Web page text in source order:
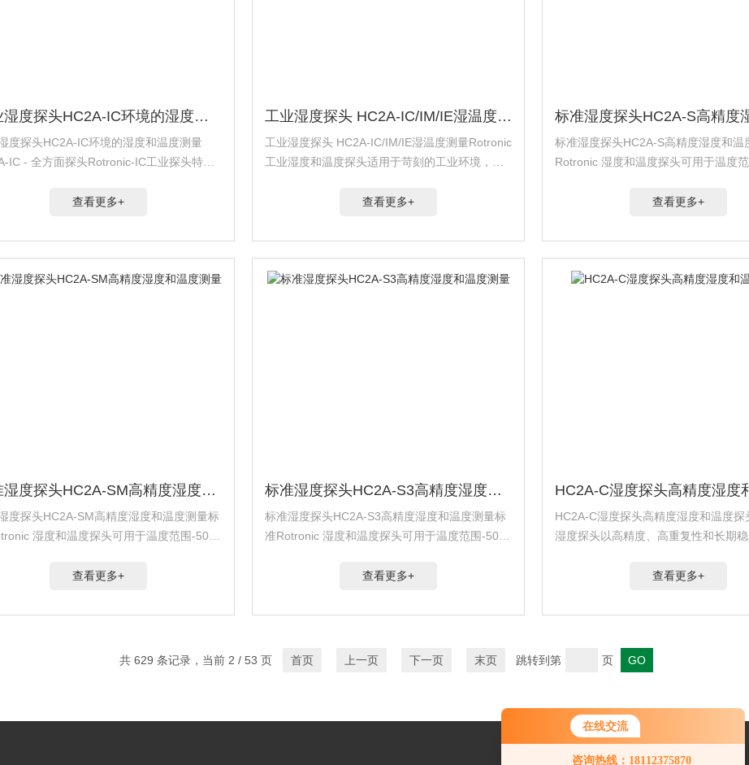
在线交流
咨询热线：18112375870
工业湿度探头HC2A-IC环境的湿度和温度测量
度探头HC2A-IC环境的湿度和温度测量
IC - 全方面探头Rotronic-IC工业探头特别
测量湿度和温度，并与HF5、H...
查看更多+
工业湿度探头 HC2A-IC/IM/IE湿温度测量
工业湿度探头 HC2A-IC/IM/IE湿温度测量Rotronic
工业湿度和温度探头适用于苛刻的工业环境，覆
查看更多+
标准湿度探头HC2A-S高精度湿度和温
Rotronic 湿度和温度探头可用于温度
查看更多+
标准湿度探头HC2A-SM高精度湿度和温度测量
度探头HC2A-SM高精度湿度和温度测量标
湿度和温度探头可用于温度范围-50-
查看更多+
标准湿度探头HC2A-S3高精度湿度和温度测量
标准湿度探头HC2A-S3高精度湿度和温度测量标
准Rotronic 湿度和温度探头可用于温度范围-50-
查看更多+
HC2A-C湿度探头高精度湿度和温度探
湿度探头以高精度、高重复性和长期
术，支持露点和霜点计算、报警生成
查看更多+
共 629 条记录，当前 2 / 53 页 首页 上一页 下一页 末页 跳转到第 页